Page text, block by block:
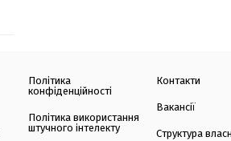
Політика
конфіденційності
Політика використання
штучного інтелекту
Контакти
Вакансії
Структура